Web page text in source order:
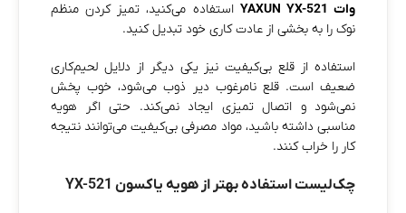
وات YAXUN YX-521
استفاده می‌کنید، تمیز کردن منظم
نوک را به بخشی از عادت کاری خود تبدیل کنید.
استفاده از قلع بی‌کیفیت نیز یکی دیگر از دلایل لحیم‌کاری
ضعیف است. قلع نامرغوب دیر ذوب می‌شود، خوب پخش
نمی‌شود و اتصال تمیزی ایجاد نمی‌کند. حتی اگر هویه
مناسبی داشته باشید، مواد مصرفی بی‌کیفیت می‌توانند نتیجه
کار را خراب کنند.
چک‌لیست استفاده بهتر از هویه یاکسون YX-521